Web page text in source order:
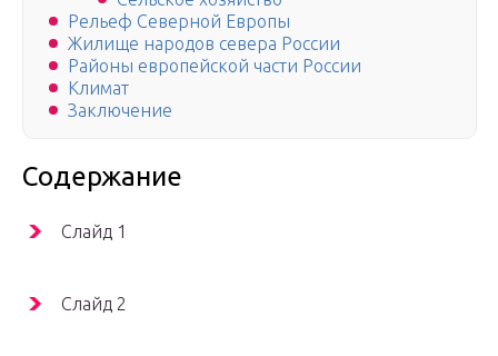
Рельеф Северной Европы
Жилище народов севера России
Районы европейской части России
Климат
Заключение
Содержание
Слайд 1
Слайд 2